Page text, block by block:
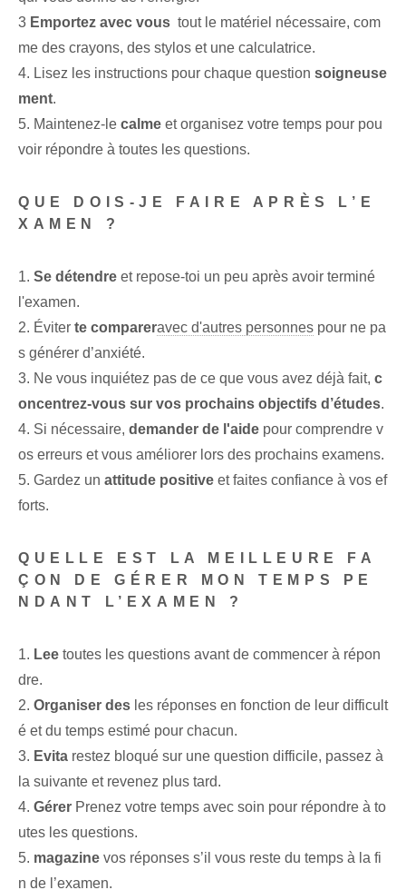
3 Emportez avec vous ‍ tout le matériel nécessaire, com
me des ⁤crayons⁢, des stylos et une calculatrice.
4. Lisez les instructions pour chaque question soigneuse
ment.
5.‍ Maintenez-le calme et organisez votre temps pour pou
voir répondre à toutes les questions.
QUE DOIS-JE FAIRE APRÈS L’E
XAMEN ?
1. Se détendre ⁢et repose-toi un peu⁢ après avoir terminé
l'examen.
2. Éviter te compareravec d'autres personnes pour ne pa
s générer d’anxiété.
3. Ne vous inquiétez pas de ce que vous avez déjà fait, c
oncentrez-vous sur vos prochains objectifs d’études.
4. Si nécessaire, demander de l'aide pour comprendre v
os erreurs et vous améliorer lors des prochains examens.
5.⁤ Gardez un attitude positive ‌et faites confiance ‌à vos ef
forts.
QUELLE EST LA MEILLEURE FA
ÇON DE GÉRER MON TEMPS PE
NDANT L’EXAMEN ?
1. Lee toutes les ⁤questions‌ avant de commencer à répon
dre.
2. Organiser des les réponses en fonction de leur difficult
é et du temps estimé pour chacun.
3. Evita restez bloqué sur une question difficile, passez à
la suivante et revenez plus tard.
4. Gérer Prenez votre temps avec soin pour répondre à to
utes les questions.
5. magazine vos réponses s’il vous reste du temps à la fi
n de l’examen.